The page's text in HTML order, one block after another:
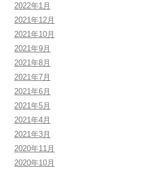
2022年1月
2021年12月
2021年10月
2021年9月
2021年8月
2021年7月
2021年6月
2021年5月
2021年4月
2021年3月
2020年11月
2020年10月